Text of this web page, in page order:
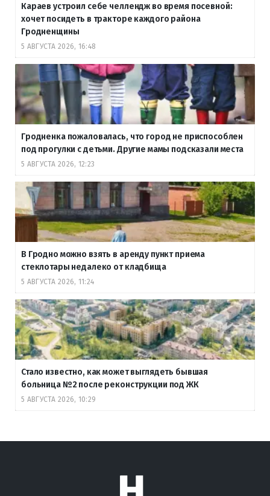
Караев устроил себе челлендж во время посевной:
хочет посидеть в тракторе каждого района
Гродненщины
5 АВГУСТА 2026, 16:48
Гродненка пожаловалась, что город не приспособлен
под прогулки с детьми. Другие мамы подсказали места
5 АВГУСТА 2026, 12:23
В Гродно можно взять в аренду пункт приема
стеклотары недалеко от кладбища
5 АВГУСТА 2026, 11:24
Стало известно, как может выглядеть бывшая
больница №2 после реконструкции под ЖК
5 АВГУСТА 2026, 10:29